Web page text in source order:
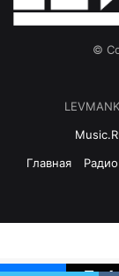
©
Главная
Радио